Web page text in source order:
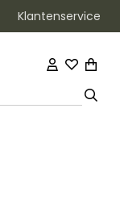
Klantenservice